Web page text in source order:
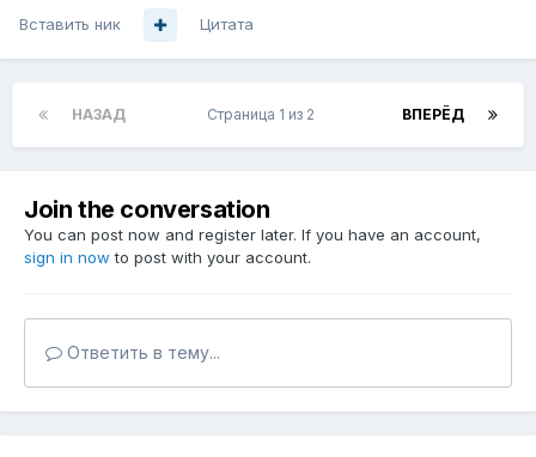
Вставить ник Цитата
НАЗАД ВПЕРЁД
Страница 1 из 2
Join the conversation
You can post now and register later. If you have an account,
sign in now to post with your account.
Ответить в тему...